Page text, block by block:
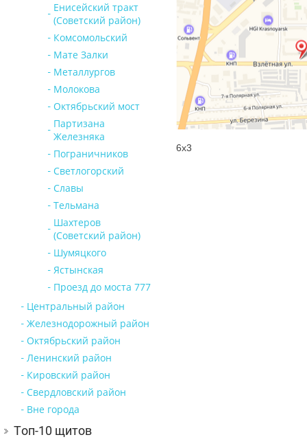
Енисейский тракт
(Советский район)
Комсомольский
Мате Залки
Металлургов
Молокова
Октябрьский мост
Партизана
Железняка
Пограничников
Светлогорский
Славы
Тельмана
Шахтеров
(Советский район)
Шумяцкого
Ястынская
Проезд до моста 777
Центральный район
Железнодорожный район
Октябрьский район
Ленинский район
Кировский район
Свердловский район
Вне города
Топ-10 щитов
6х3